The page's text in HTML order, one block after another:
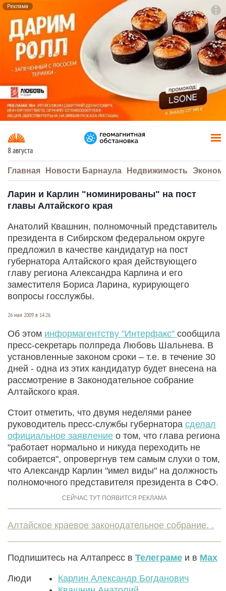
Реклама
8 августа
Главная Новости Барнаула Недвижимость
Ларин и Карлин "номинированы" на пост
главы Алтайского края
Анатолий Квашнин, полномочный представитель
президента в Сибирском федеральном округе
предложил в качестве кандидатур на пост
губернатора Алтайского края действующего
главу региона Александра Карлина и его
заместителя Бориса Ларина, курирующего
вопросы госслужбы.
26 мая 2009 в 14:26
Об этом информагентству "Интерфакс" сообщила
пресс-секретарь полпреда Любовь Шальнева. В
установленные законом сроки – т.е. в течение 30
дней - одна из этих кандидатур будет внесена на
рассмотрение в Законодательное собрание
Алтайского края.
Стоит отметить, что двумя неделями ранее
руководитель пресс-службы губернатора сделал
официальное заявление о том, что глава региона
"работает нормально и никуда переходить не
собирается", опровергнув тем самым слухи о том,
что Александр Карлин "имел виды" на должность
полномочного представителя президента в СФО.
Алтайское краевое законодательное собрание. .
Подпишитесь на Алтапресс в Телеграме и в Max
Люди
Карлин Александр Богданович